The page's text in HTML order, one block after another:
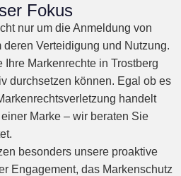
Fokus
nur um die Anmeldung von
deren Verteidigung und Nutzung.
Ihre Markenrechte in Trostberg
durchsetzen können. Egal ob es
handelt
Marke – wir beraten Sie
besonders unsere proaktive
Engagement, das Markenschutz